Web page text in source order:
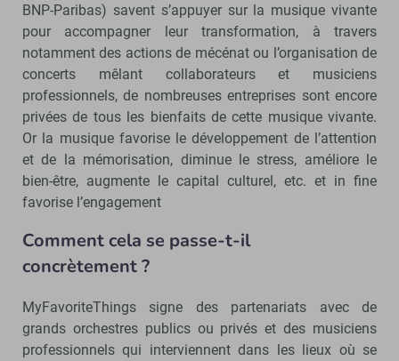
BNP-Paribas) savent s’appuyer sur la musique vivante
pour accompagner leur transformation, à travers
notamment des actions de mécénat ou l’organisation de
concerts mêlant collaborateurs et musiciens
professionnels, de nombreuses entreprises sont encore
privées de tous les bienfaits de cette musique vivante.
Or la musique favorise le développement de l’attention
et de la mémorisation, diminue le stress, améliore le
bien-être, augmente le capital culturel, etc. et in fine
favorise l’engagement
Comment cela se passe-t-il
concrètement ?
MyFavoriteThings signe des partenariats avec de
grands orchestres publics ou privés et des musiciens
professionnels qui interviennent dans les lieux où se